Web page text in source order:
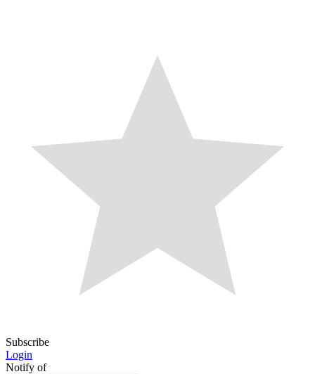
Subscribe
Login
Notify of